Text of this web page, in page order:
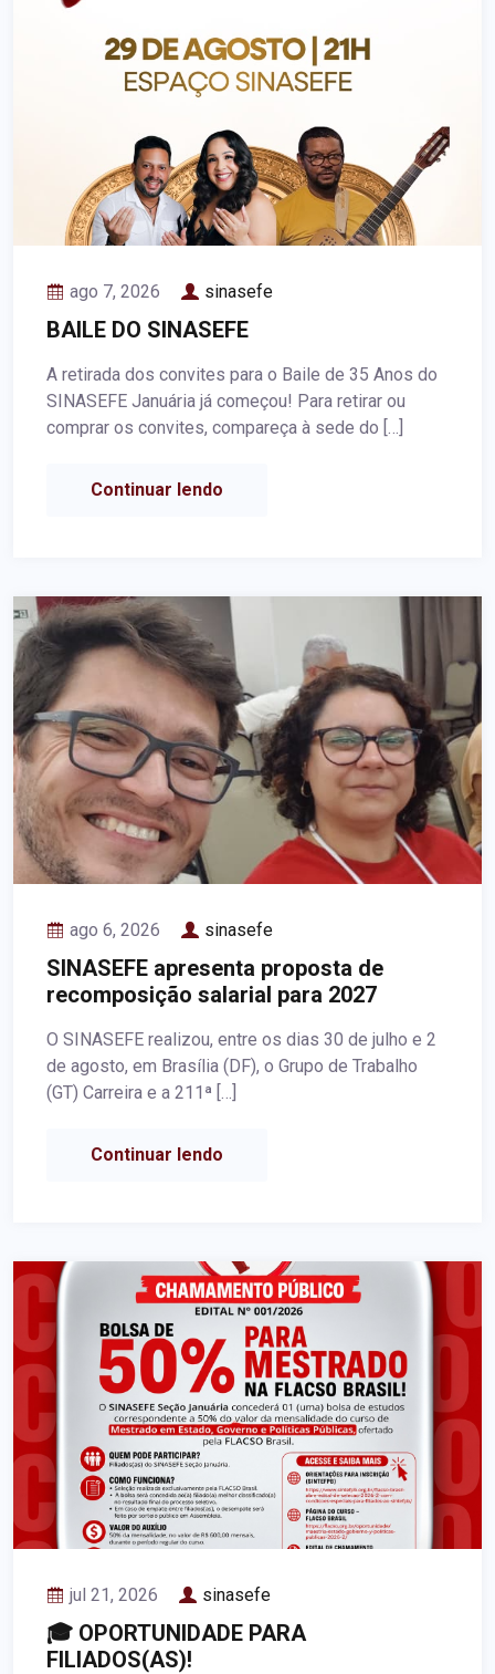
ago 7, 2026 sinasefe
BAILE DO SINASEFE
A retirada dos convites para o Baile de 35 Anos do
SINASEFE Januária já começou! Para retirar ou
comprar os convites, compareça à sede do […]
Continuar lendo
ago 6, 2026 sinasefe
SINASEFE apresenta proposta de
recomposição salarial para 2027
O SINASEFE realizou, entre os dias 30 de julho e 2
de agosto, em Brasília (DF), o Grupo de Trabalho
(GT) Carreira e a 211ª […]
Continuar lendo
jul 21, 2026 sinasefe
🎓 OPORTUNIDADE PARA
FILIADOS(AS)!